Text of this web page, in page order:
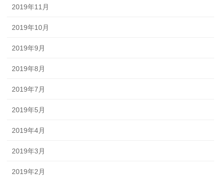
2019年11月
2019年10月
2019年9月
2019年8月
2019年7月
2019年5月
2019年4月
2019年3月
2019年2月